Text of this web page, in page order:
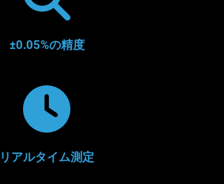
±0.05%の精度
リアルタイム測定